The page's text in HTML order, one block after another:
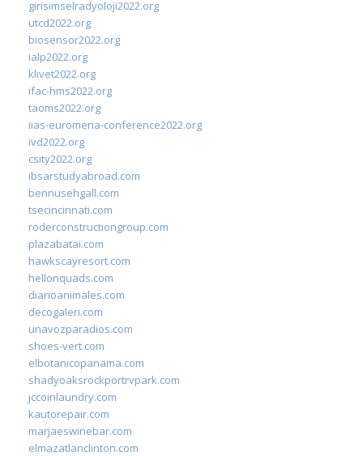
girisimselradyoloji2022.org
utcd2022.org
biosensor2022.org
ialp2022.org
klivet2022.org
ifac-hms2022.org
taoms2022.org
iias-euromena-conference2022.org
ivd2022.org
csity2022.org
ibsarstudyabroad.com
bennusehgall.com
tsecincinnati.com
roderconstructiongroup.com
plazabatai.com
hawkscayresort.com
hellonquads.com
diarioanimales.com
decogaleri.com
unavozparadios.com
shoes-vert.com
elbotanicopanama.com
shadyoaksrockportrvpark.com
jccoinlaundry.com
kautorepair.com
marjaeswinebar.com
elmazatlanclinton.com